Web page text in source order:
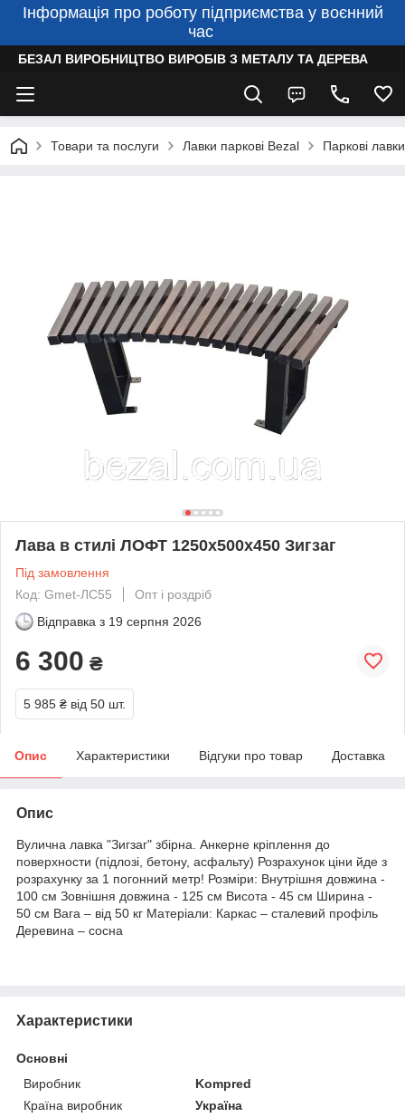
Інформація про роботу підприємства у воєнний
час
БЕЗАЛ ВИРОБНИЦТВО ВИРОБІВ З МЕТАЛУ ТА ДЕРЕВА
Товари та послуги Лавки паркові Bezal Паркові
Лава в стилі ЛОФТ 1250х500х450 Зигзаг
Під замовлення
Код: Gmet-ЛС55
Опт і роздріб
Відправка з 19 серпня 2026
6 300 ₴
5 985 ₴ від 50 шт.
Опис Характеристики Відгуки про товар Доставка
Опис
Вулична лавка "Зигзаг" збірна. Анкерне кріплення до
поверхности (підлозі, бетону, асфальту) Розрахунок ціни йде з
розрахунку за 1 погонний метр! Розміри: Внутрішня довжина -
100 см Зовнішня довжина - 125 см Висота - 45 см Ширина -
50 см Вага – від 50 кг Матеріали: Каркас – сталевий профіль
Деревина – сосна
Характеристики
Основні
Виробник
Kompred
Країна виробник
Україна